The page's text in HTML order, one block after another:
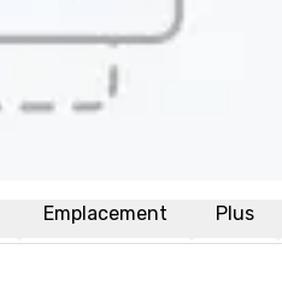
Emplacement Plus